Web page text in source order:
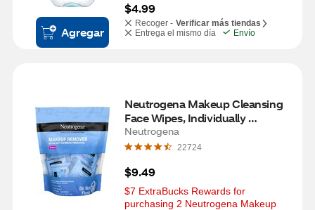
Agregar
$4.99
Recoger - Verificar más tiendas
Entrega el mismo día
Envío
Neutrogena Makeup Cleansing
Face Wipes, Individually
Wrapped, 20CT
Neutrogena
22724
$9.49
$7 ExtraBucks Rewards for
purchasing 2 Neutrogena Makeup